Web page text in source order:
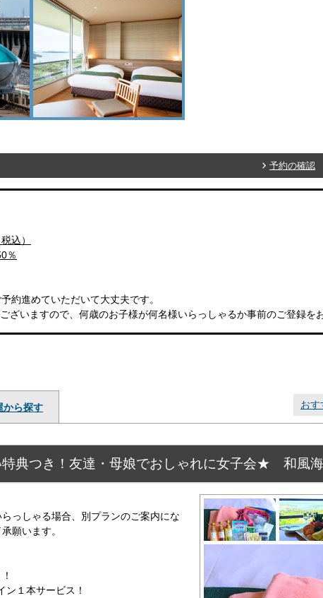
予約の確認
込）
％
約進めていただいて大丈夫です。
ざいますので、何歳のお子様が何名様いらっしゃるか事前のご登録を
から探す おす
特典つき！友達・母娘でおしゃれに女子会★ 和風
っしゃる場合、別プランのご案内にな
願います。
ン１本サービス！